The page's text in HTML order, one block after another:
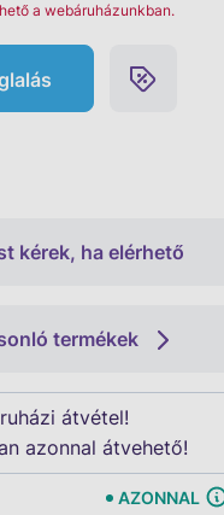
a webáruházunkban.
kérek, ha elérhető
termékek
átvétel!
azonnal átvehető!
AZONNAL